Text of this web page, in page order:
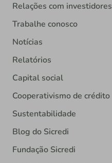
Relações com investidores
Trabalhe conosco
Notícias
Relatórios
Capital social
Cooperativismo de crédito
Sustentabilidade
Blog do Sicredi
Fundação Sicredi